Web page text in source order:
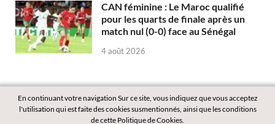
CAN féminine : Le Maroc qualifié
pour les quarts de finale après un
match nul (0-0) face au Sénégal
4 août 2026
En continuant votre navigation Sur ce site, vous indiquez que vous acceptez
l'utilisation qui est faite des cookies susmentionnés, ainsi que les conditions
de cette Politique de Cookies.